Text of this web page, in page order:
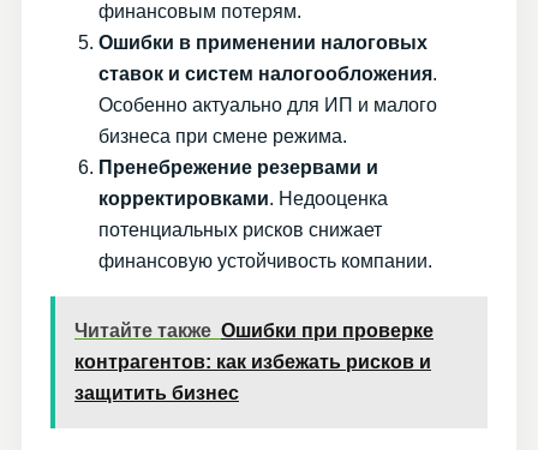
финансовым потерям.
Ошибки в применении налоговых
ставок и систем налогообложения.
Особенно актуально для ИП и малого
бизнеса при смене режима.
Пренебрежение резервами и
корректировками. Недооценка
потенциальных рисков снижает
финансовую устойчивость компании.
Читайте также Ошибки при проверке
контрагентов: как избежать рисков и
защитить бизнес